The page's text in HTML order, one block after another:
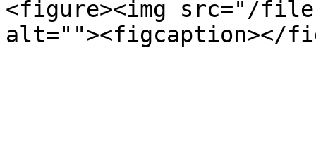
<figure><img src="/